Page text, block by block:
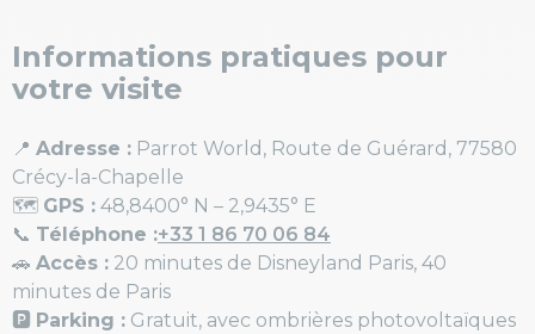
Parrot World, près de Disneyland Paris.
Informations pratiques pour
votre visite
📍 Adresse : Parrot World, Route de Guérard, 77580
Crécy-la-Chapelle
🗺️ GPS : 48,8400° N – 2,9435° E
📞 Téléphone :+33 1 86 70 06 84
🚗 Accès : 20 minutes de Disneyland Paris, 40
minutes de Paris
🅿️ Parking : Gratuit, avec ombrières photovoltaïques